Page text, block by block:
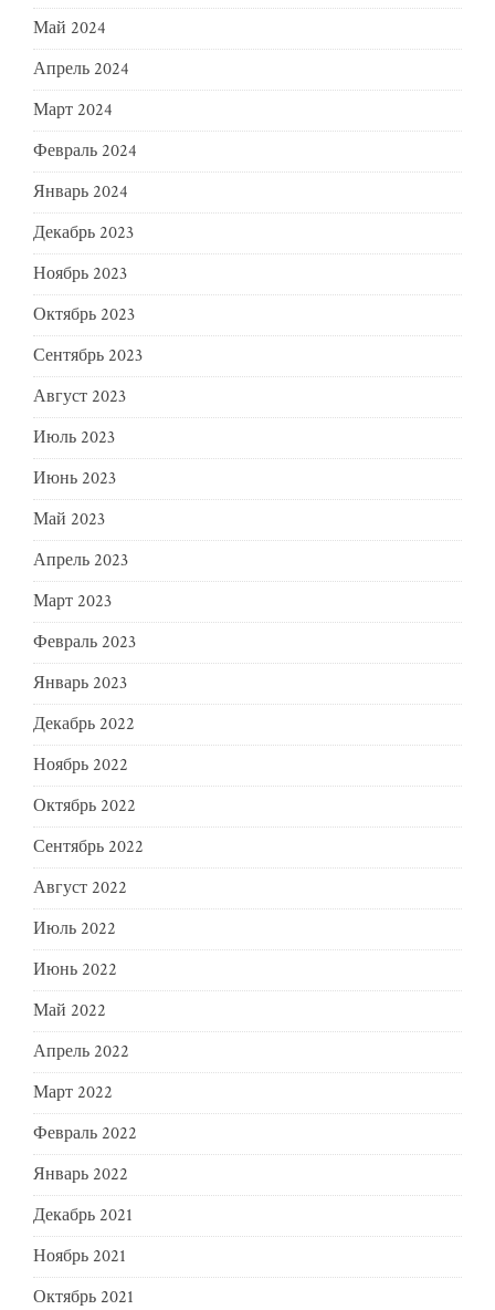
Май 2024
Апрель 2024
Март 2024
Февраль 2024
Январь 2024
Декабрь 2023
Ноябрь 2023
Октябрь 2023
Сентябрь 2023
Август 2023
Июль 2023
Июнь 2023
Май 2023
Апрель 2023
Март 2023
Февраль 2023
Январь 2023
Декабрь 2022
Ноябрь 2022
Октябрь 2022
Сентябрь 2022
Август 2022
Июль 2022
Июнь 2022
Май 2022
Апрель 2022
Март 2022
Февраль 2022
Январь 2022
Декабрь 2021
Ноябрь 2021
Октябрь 2021